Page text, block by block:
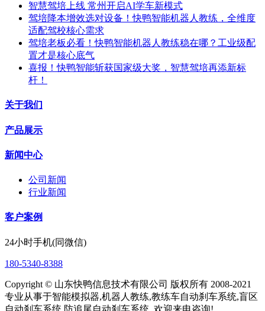
智慧驾培上线 常州开启AI学车新模式
驾培降本增效选对设备！快鸭智能机器人教练，全维度
适配驾校核心需求
驾培老板必看！快鸭智能机器人教练稳在哪？工业级配
置才是核心底气
喜报！快鸭智能斩获国家级大奖，智慧驾培再添新标
杆！
关于我们
产品展示
新闻中心
公司新闻
行业新闻
客户案例
24小时手机(同微信)
180-5340-8388
Copyright © 山东快鸭信息技术有限公司 版权所有 2008-2021
专业从事于智能模拟器,机器人教练,教练车自动刹车系统,盲区
自动刹车系统,防追尾自动刹车系统, 欢迎来电咨询!